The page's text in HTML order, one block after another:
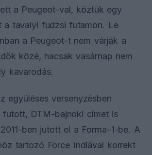
a Peugeot-val, köztük egy
a tavalyi fudzsi futamon. Le
a Peugeot-t nem várják a
közé, hacsak vasárnap nem
kavarodás.
együléses versenyzésben
futott, DTM-bajnoki címet is
ben jutott el a Forma–1-be. A
tartozó Force Indiával korrekt